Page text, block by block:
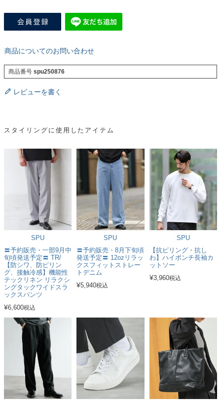
商品についてのお問い合わせ
商品番号 spu250876
レビューを書く
スタイリングに使用したアイテム
SPU
〓予約販売・一部9月中
旬頃発送予定〓 TR/
【防シワ、防ピリン
グ、接触冷感】機能性
テックリネン リラクシ
ングタックワイドスラ
ックスパンツ
¥6,600税込
SPU
〓予約販売・8月下旬頃
発送予定〓 12ozリラッ
クスフィットストレー
トデニム
¥5,940税込
SPU
【抗ピリング・抗し
わ】ハイポンチ長袖カ
ットソー
¥3,960税込